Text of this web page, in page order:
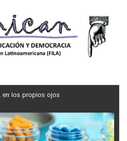
los propios ojos